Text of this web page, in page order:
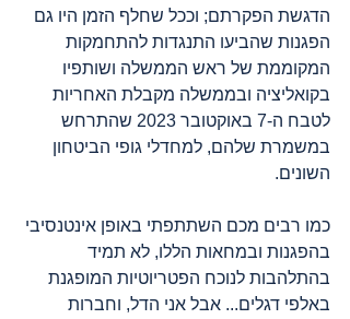
הדגשת הפקרתם; וככל שחלף הזמן היו גם
הפגנות שהביעו התנגדות להתחמקות
המקוממת של ראש הממשלה ושותפיו
בקואליציה ובממשלה מקבלת האחריות
לטבח ה-7 באוקטובר 2023 שהתרחש
במשמרת שלהם, למחדלי גופי הביטחון
השונים.
כמו רבים מכם השתתפתי באופן אינטנסיבי
בהפגנות ובמחאות הללו, לא תמיד
בהתלהבות לנוכח הפטריוטיות המופגנת
באלפי דגלים... אבל אני הדל, וחברות